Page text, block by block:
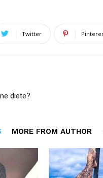
Twitter
diete?
MORE FROM AUTHOR